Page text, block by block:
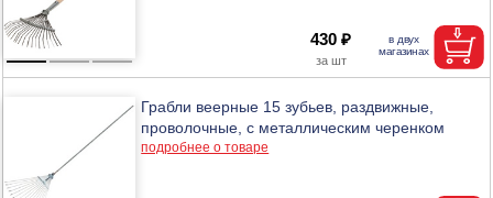
430 ₽
Грабли веерные 15 зубьев, раздвижные,
проволочные, с металлическим черенком
подробнее о товаре